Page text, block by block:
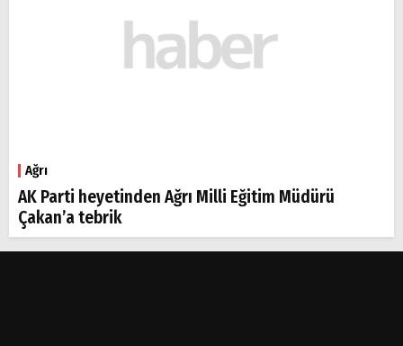
Ağrı
AK Parti heyetinden Ağrı Milli Eğitim Müdürü
Çakan’a tebrik